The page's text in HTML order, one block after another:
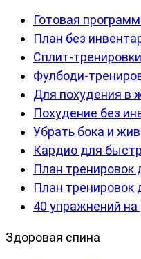
Готовая
План без
Сплит-
Фулбоди-
Для похудения в
Похудение без
Убрать бока и
Кардио для
План тренировок
План тренировок
40 упражнений
Здоровая спина